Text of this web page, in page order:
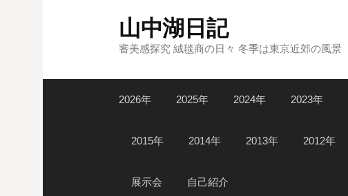
ツ
山中湖日記
審美感探究 絨毯商の日々 冬季は東京近郊の風景
2026年 2025年 2024年 2023年
2015年 2014年 2013年 2012年
展示会 自己紹介